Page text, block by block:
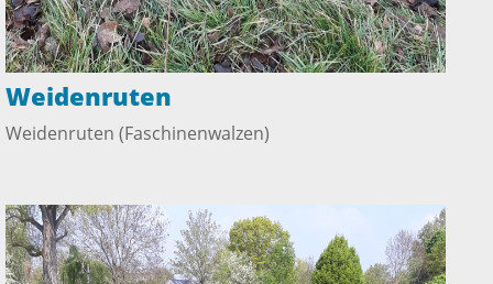
Weidenruten
Weidenruten (Faschinenwalzen)